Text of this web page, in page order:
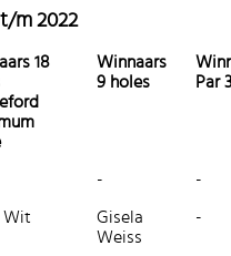
m 2022
18
Winnaars
9 holes
Par 3
- -
Wit
Gisela
Weiss
-